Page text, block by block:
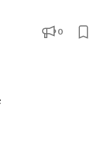
導く重要な役割を
0